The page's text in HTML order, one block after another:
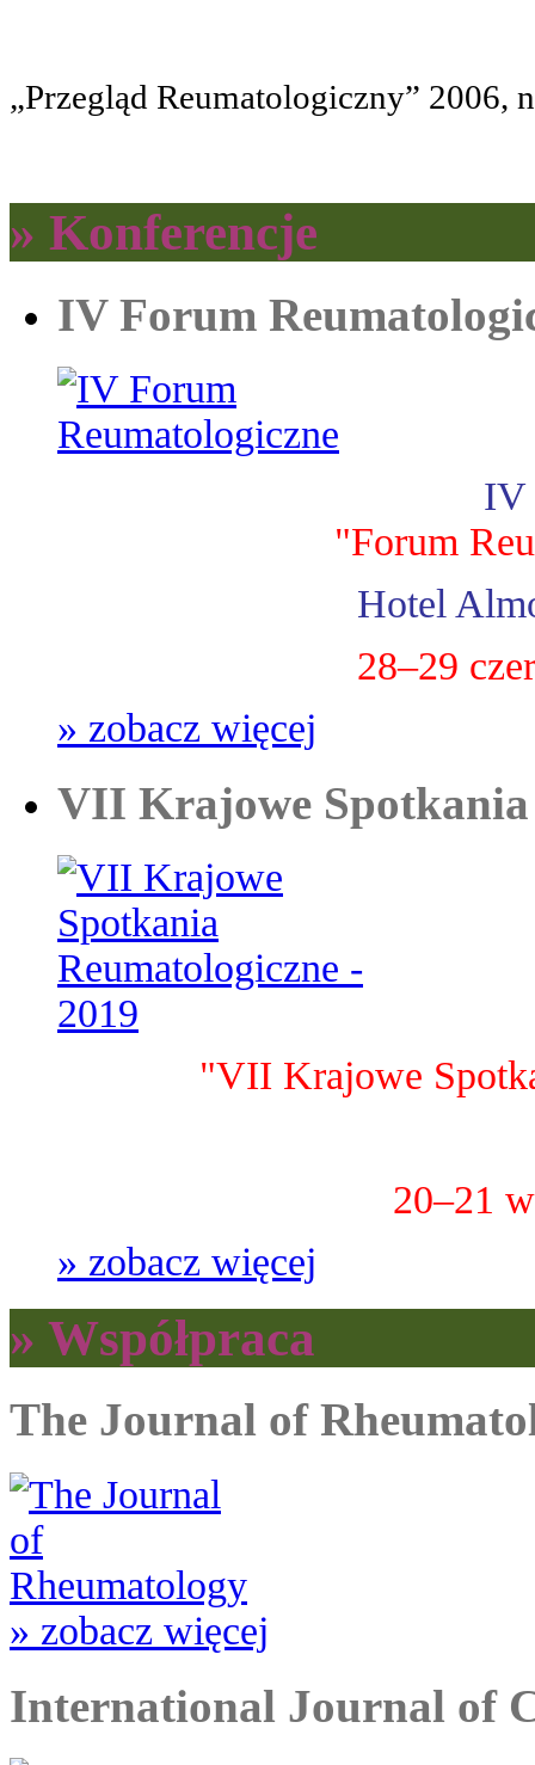
„Przegląd Reumatologiczny” 2006,
» Konferencje
IV Forum
IV
"Forum
Hotel
28–29
» zobacz więcej
VII Krajowe Spotkania
"VII Krajowe
20–21
» zobacz więcej
» Współpraca
The Journal of
» zobacz więcej
International Journal of